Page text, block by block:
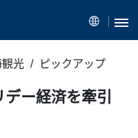
観光 ピックアップ
ー経済を牽引